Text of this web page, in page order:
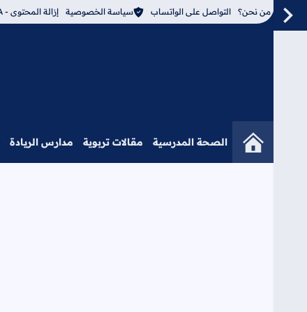
من نحن؟ التواصل على الواتساب سياسة الخصوصية إزالة المحتوى - DMCA
الصحة المدرسية مقالات تربوية مدارس الريادة